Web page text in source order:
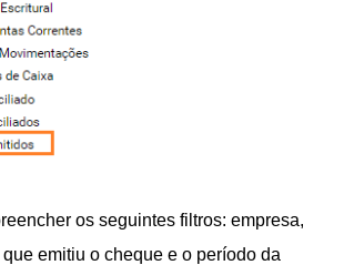
os seguintes filtros: empresa,
emitiu o cheque e o período da